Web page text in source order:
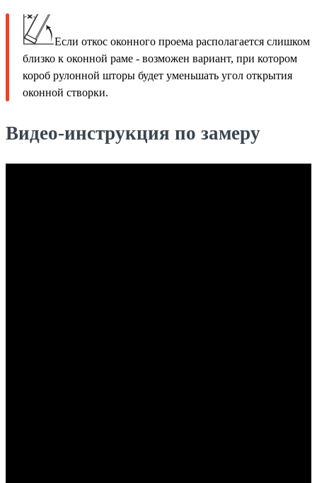
Если откос оконного проема располагается слишком
близко к оконной раме - возможен вариант, при котором
короб рулонной шторы будет уменьшать угол открытия
оконной створки.
Видео-инструкция по замеру